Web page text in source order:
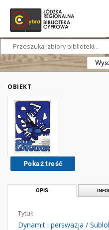
OBIEKT
Pokaż treść
OPIS
Tytuł:
Dynamit i perswazja /